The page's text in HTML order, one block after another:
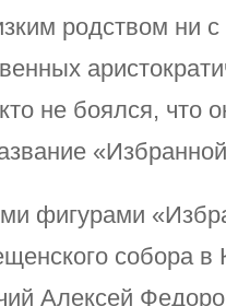
родством ни
не боялся, что
фигурами
собора
Алексей